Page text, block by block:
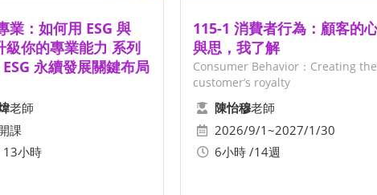
業：如何用 ESG 與
級你的專業能力 系列
永續發展關鍵布局
老師
課
小時
115-1 消費者行為：顧客的心
與思，我了解
Consumer Behavior：Creating the
customer’s royalty
陳怡穆老師
2026/9/1~2027/1/30
6小時 /14週